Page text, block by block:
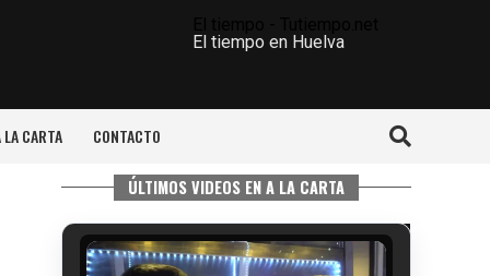
El tiempo en Huelva
LA CARTA CONTACTO
ÚLTIMOS VIDEOS EN A LA CARTA